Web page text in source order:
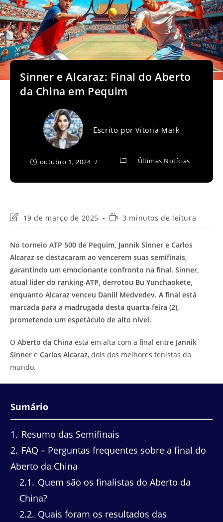
Sinner e Alcaraz: Final do Aberto
da China em Pequim
Escrito porVitoria Mark
outubro 1, 2024 Últimas Notícias
Última
post:
19 de março de 2025
Tempo3 minutos de leitura
No torneio ATP 500 de Pequim, Jannik Sinner e Carlos
Alcaraz se destacaram ao vencerem suas semifinais,
garantindo um emocionante confronto na final. Sinner,
atual líder do ranking ATP, derrotou Bu Yunchaokete,
enquanto Alcaraz venceu Daniil Medvedev. A final está
marcada para a madrugada desta quarta-feira (2),
prometendo um espetáculo de alto nível.
O Aberto da China está em alta com a final entre Jannik
Sinner e Carlos Alcaraz, dois dos melhores tenistas do
mundo.
Sumário
1
Resumo das Semifinais
2 FAQ – Perguntas frequentes sobre a final do
Aberto da China
2.1
Quem são os finalistas do Aberto da
China?
2.2 Quais foram os resultados das